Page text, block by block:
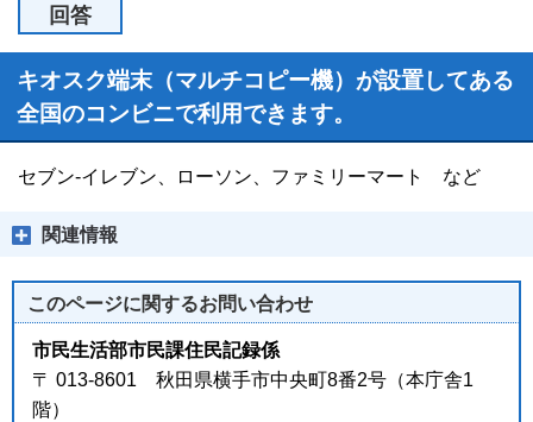
回答
キオスク端末（マルチコピー機）が設置してある
全国のコンビニで利用できます。
セブン-イレブン、ローソン、ファミリーマート など
関連情報
このページに関するお問い合わせ
市民生活部市民課住民記録係
〒 013-8601 秋田県横手市中央町8番2号（本庁舎1
階）